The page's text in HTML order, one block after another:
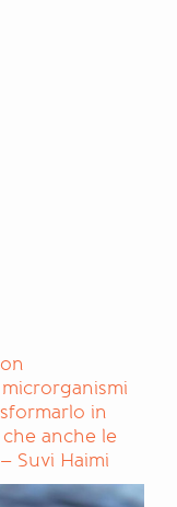
in
anche le
Suvi Haimi